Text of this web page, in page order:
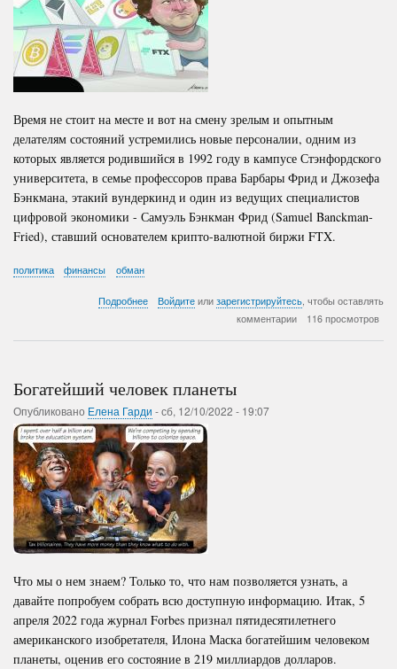
Время не стоит на месте и вот на смену зрелым и опытным
делателям состояний устремились новые персоналии, одним из
которых является родившийся в 1992 году в кампусе Стэнфордского
университета, в семье профессоров права Барбары Фрид и Джозефа
Бэнкмана, этакий вундеркинд и один из ведущих специалистов
цифровой экономики - Самуэль Бэнкман Фрид (Samuel Banckman-
Fried), ставший основателем крипто-валютной биржи FTX.
политика финансы обман
Подробнее
биржи
Войдите или зарегистрируйтесь, чтобы оставлять
комментарии
116 просмотров
Богатейший человек планеты
Опубликовано Елена Гарди -сб, 12/10/2022 - 19:07
Что мы о нем знаем? Только то, что нам позволяется узнать, а
давайте попробуем собрать всю доступную информацию. Итак, 5
апреля 2022 года журнал Forbes признал пятидесятилетнего
американского изобретателя, Илона Маска богатейшим человеком
планеты, оценив его состояние в 219 миллиардов долларов.